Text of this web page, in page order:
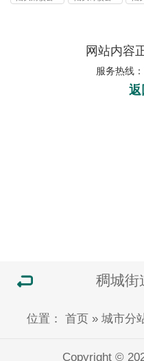
网站内容
服务热线
返
稠城街
位置： 首页 » 城市分
Copyright ©